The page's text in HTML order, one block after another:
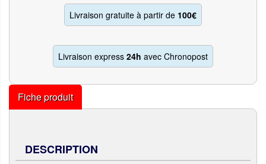
Livraison gratuite à partir de 100€
Livraison express 24h avec Chronopost
Fiche produit
DESCRIPTION